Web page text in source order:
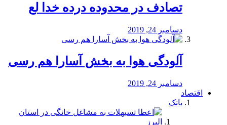
تصادف در محدوده درده خدا لع
دسامبر 24, 2019
آلودگی هوا به بخش آسارا هم رسی
دسامبر 24, 2019
اقتصاد
بانک